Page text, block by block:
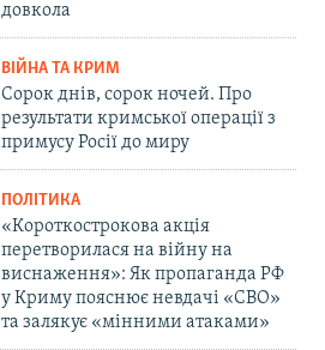
довкола
ВІЙНА ТА КРИМ
Сорок днів, сорок ночей. Про
результати кримської операції з
примусу Росії до миру
ПОЛІТИКА
«Короткострокова акція
перетворилася на війну на
виснаження»: Як пропаганда РФ
у Криму пояснює невдачі «СВО»
та залякує «мінними атаками»